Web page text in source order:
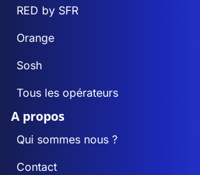
RED by SFR
Orange
Sosh
Tous les opérateurs
A propos
Qui sommes nous ?
Contact